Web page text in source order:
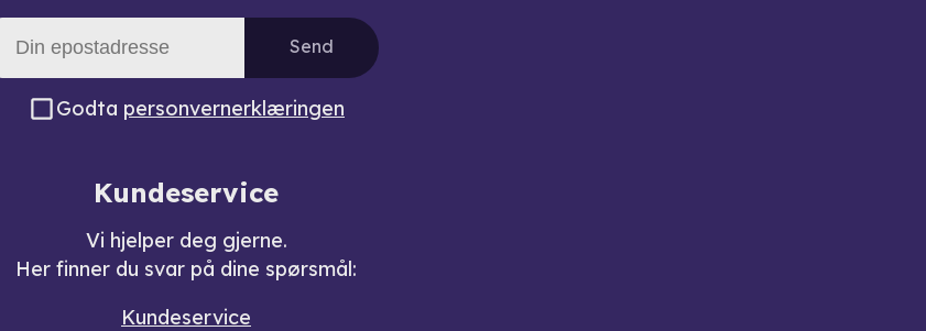
Send
Godta personvernerklæringen
Kundeservice
Vi hjelper deg gjerne.
Her finner du svar på dine spørsmål:
Kundeservice